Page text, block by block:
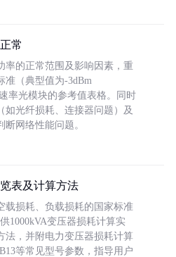
常
率的正常范围及影响因素，重
准（典型值为-3dBm
率光模块的参考值表格。同时
如光纤损耗、连接器问题）及
网络性能问题。
表及计算方法
载损耗、负载损耗的国家标准
1000kVA变压器损耗计算实
法，并附电力变压器损耗计算
等常见型号参数，指导用户